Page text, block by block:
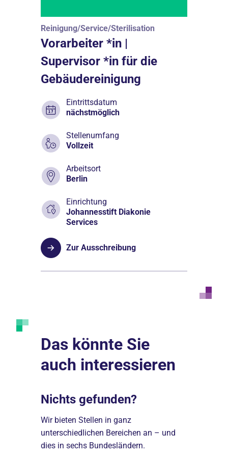
Reinigung/Service/Sterilisation
Vorarbeiter *in |
Supervisor *in für die
Gebäudereinigung
Eintrittsdatum
nächstmöglich
Stellenumfang
Vollzeit
Arbeitsort
Berlin
Einrichtung
Johannesstift Diakonie
Services
Zur Ausschreibung
Das könnte Sie
auch interessieren
Nichts gefunden?
Wir bieten Stellen in ganz
unterschiedlichen Bereichen an – und
dies in sechs Bundesländern.